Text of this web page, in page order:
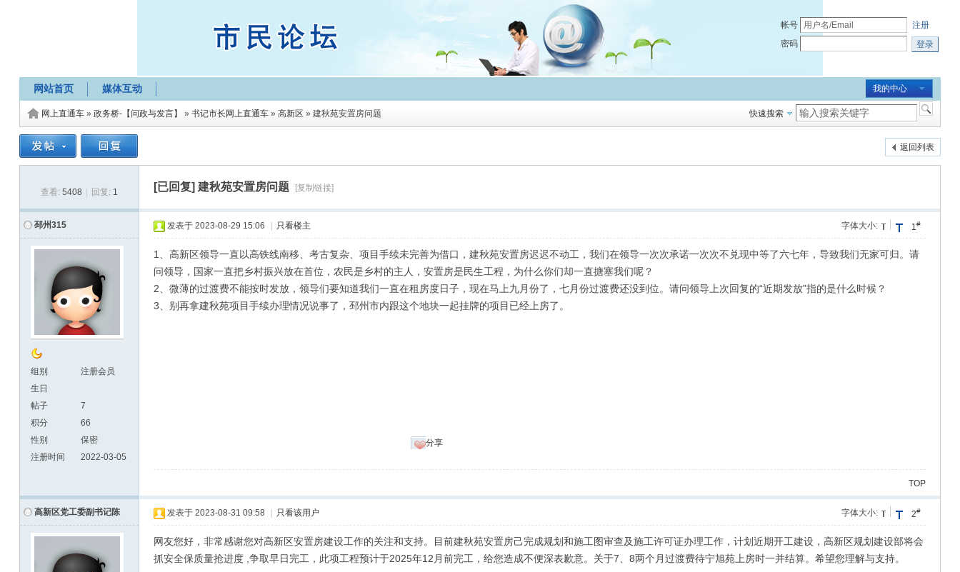
帐号
注册
密码
登录
我的中心
网站首页 媒体互动
快速搜索
网上直通车» 政务桥-【问政与发言】 » 书记市长网上直通车» 高新区 » 建秋苑安置房问题
返回列表
查看: 5408 回复: 1 [已回复] 建秋苑安置房问题 [复制链接]
邳州315
组别
注册会员
生日
帖子
7
积分
66
性别
保密
注册时间
2022-03-05
1#
字体大小:
发表于 2023-08-29 15:06 只看楼主
1、高新区领导一直以高铁线南移、考古复杂、项目手续未完善为借口，建秋苑安置房迟迟不动工，我们在领导一次次承诺一次次不兑现中等了六七年，导致我们无家可归。请
问领导，国家一直把乡村振兴放在首位，农民是乡村的主人，安置房是民生工程，为什么你们却一直搪塞我们呢？
2、微薄的过渡费不能按时发放，领导们要知道我们一直在租房度日子，现在马上九月份了，七月份过渡费还没到位。请问领导上次回复的“近期发放”指的是什么时候？
3、别再拿建秋苑项目手续办理情况说事了，邳州市内跟这个地块一起挂牌的项目已经上房了。
分享
TOP
高新区党工委副书记陈 2#
字体大小:
发表于 2023-08-31 09:58 只看该用户
网友您好，非常感谢您对高新区安置房建设工作的关注和支持。目前建秋苑安置房己完成规划和施工图审查及施工许可证办理工作，计划近期开工建设，高新区规划建设部将会
抓安全保质量抢进度 ,争取早日完工，此项工程预计于2025年12月前完工，给您造成不便深表歉意。关于7、8两个月过渡费待宁旭苑上房时一并结算。希望您理解与支持。